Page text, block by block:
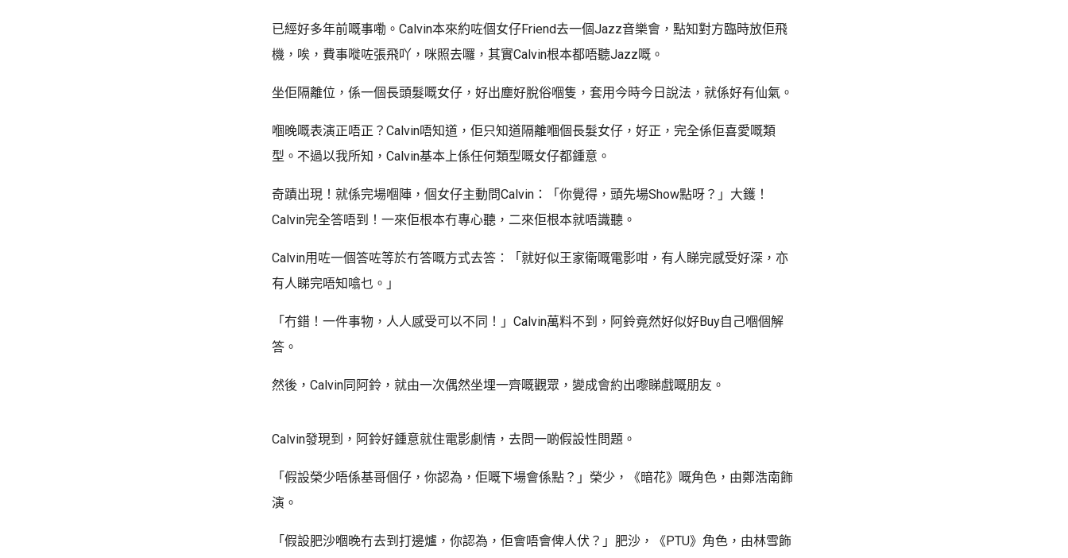
已經好多年前嘅事嘞。Calvin本來約咗個女仔Friend去一個Jazz音樂會，點知對方臨時放佢飛
機，唉，費事嘥咗張飛吖，咪照去囉，其實Calvin根本都唔聽Jazz嘅。
坐佢隔離位，係一個長頭髮嘅女仔，好出塵好脫俗嗰隻，套用今時今日說法，就係好有仙氣。
嗰晚嘅表演正唔正？Calvin唔知道，佢只知道隔離嗰個長髮女仔，好正，完全係佢喜愛嘅類
型。不過以我所知，Calvin基本上係任何類型嘅女仔都鍾意。
奇蹟出現！就係完場嗰陣，個女仔主動問Calvin：「你覺得，頭先場Show點呀？」大鑊！
Calvin完全答唔到！一來佢根本冇專心聽，二來佢根本就唔識聽。
Calvin用咗一個答咗等於冇答嘅方式去答：「就好似王家衛嘅電影咁，有人睇完感受好深，亦
有人睇完唔知噏乜。」
「冇錯！一件事物，人人感受可以不同！」Calvin萬料不到，阿鈴竟然好似好Buy自己嗰個解
答。
然後，Calvin同阿鈴，就由一次偶然坐埋一齊嘅觀眾，變成會約出嚟睇戲嘅朋友。
Calvin發現到，阿鈴好鍾意就住電影劇情，去問一啲假設性問題。
「假設榮少唔係基哥個仔，你認為，佢嘅下場會係點？」榮少，《暗花》嘅角色，由鄭浩南飾
演。
「假設肥沙嗰晚冇去到打邊爐，你認為，佢會唔會俾人伏？」肥沙，《PTU》角色，由林雪飾